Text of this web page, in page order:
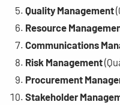
Quality Management
Resource
Communications
Risk Management
Procurement
Stakeholder